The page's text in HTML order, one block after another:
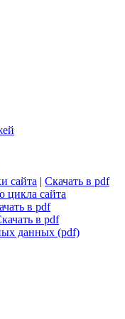
сайта | Скачать в pdf
цикла сайта
в pdf
в pdf
данных (pdf)